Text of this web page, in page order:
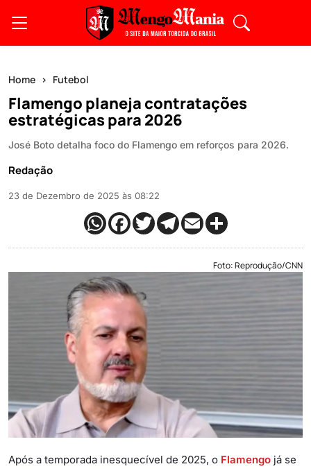
Home Futebol
Flamengo planeja contratações
estratégicas para 2026
José Boto detalha foco do Flamengo em reforços para 2026.
Redação
23 de Dezembro de 2025 às 08:22
Foto: Reprodução/CNN
Após a temporada inesquecível de 2025, o Flamengo já se